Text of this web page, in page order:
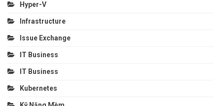
Hyper-V
Infrastructure
Issue Exchange
IT Business
IT Business
Kubernetes